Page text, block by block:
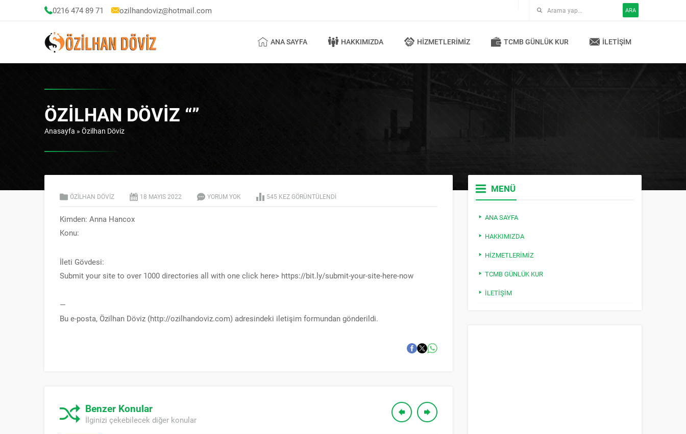
0216 474 89 71 ozilhandoviz@hotmail.com ARA
ANA SAYFA HAKKIMIZDA HIZMETLERIMIZ TCMB GÜNLÜK KUR İLETIŞIM
ÖZILHAN DÖVIZ “”
Anasayfa » Özilhan Döviz
ÖZILHAN DÖVIZ 18 MAYIS2022 YORUM YOK 545 KEZ GÖRÜNTÜLENDI
Kimden: Anna Hancox
Konu:
İleti Gövdesi:
Submit your site to over 1000 directories all with one click here> https://bit.ly/submit-your-site-here-now
—
Bu e-posta, Özilhan Döviz (http://ozilhandoviz.com) adresindeki iletişim formundan gönderildi.
Benzer Konular
İlginizi çekebilecek diğer konular
MENÜ
ANA SAYFA
HAKKIMIZDA
HIZMETLERIMIZ
TCMB GÜNLÜK KUR
İLETIŞIM